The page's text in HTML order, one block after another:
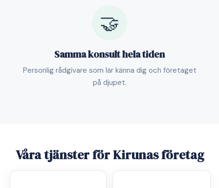
🤝
Samma konsult hela tiden
Personlig rådgivare som lär känna dig och företaget
på djupet.
Våra tjänster för Kirunas företag